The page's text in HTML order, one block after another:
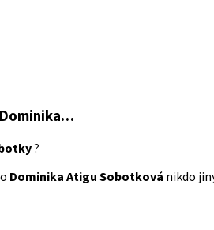
?
Dominika Atigu Sobotková nikdo